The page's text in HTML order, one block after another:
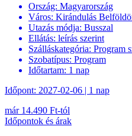
Ország: Magyarország
Város: Kirándulás
Utazás módja: Busszal
Ellátás: leírás szerint
Szálláskategória: Program
Szobatípus: Program
Időtartam: 1 nap
Időpont: 2027-02-06 | 1 nap
már 14.490 Ft-tól
Időpontok és árak